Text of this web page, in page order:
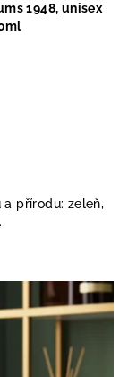
1948, unisex
přírodu: zeleň,